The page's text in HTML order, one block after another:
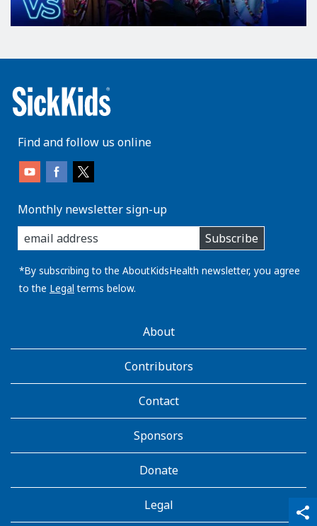
share
qr_code_scanner
content_copy
Find and follow us online
Monthly newsletter sign-up
enter
you
email
address:
Subscribe
*By subscribing to the AboutKidsHealth newsletter, you agree
to the Legal terms below.
AboutKidsHealthAbout
Contributors
Contact
Sponsors
Donate
Legal